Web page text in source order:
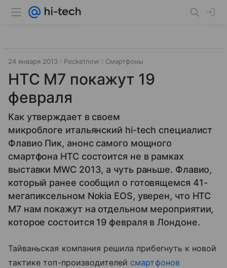
24 января 2013 Pocketnow Смартфоны
HTC M7 покажут 19
февраля
Как утверждает в своем
микроблоге итальянский hi-tech специалист
Флавио Пик, анонс самого мощного
смартфона HTC состоится не в рамках
выставки MWC 2013, а чуть раньше. Флавио,
который ранее сообщил о готовящемся 41-
мегапиксельном Nokia EOS, уверен, что HTC
M7 нам покажут на отдельном мероприятии,
которое состоится 19 февраля в Лондоне.
Тайваньская компания решила прибегнуть к новой
тактике топ-производителей смартфонов